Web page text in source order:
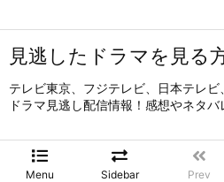
見逃したドラマを見る
テレビ東京、フジテレビ、日本テレ
ドラマ見逃し配信情報！感想やネタバ
Menu Sidebar Prev